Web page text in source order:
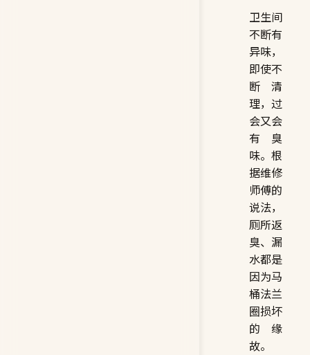
卫生间
不断有
异味，
即使不
断清
理，过
会又会
有臭
味。根
据维修
师傅的
说法，
厕所返
臭、漏
水都是
因为马
桶法兰
圈损坏
的缘
故。